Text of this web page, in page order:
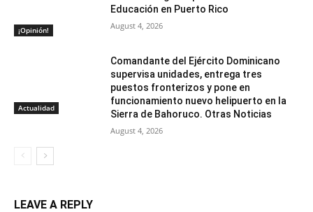
¡Opinión!
Educación en Puerto Rico
August 4, 2026
Actualidad
Comandante del Ejército Dominicano
supervisa unidades, entrega tres
puestos fronterizos y pone en
funcionamiento nuevo helipuerto en la
Sierra de Bahoruco. Otras Noticias
August 4, 2026
LEAVE A REPLY